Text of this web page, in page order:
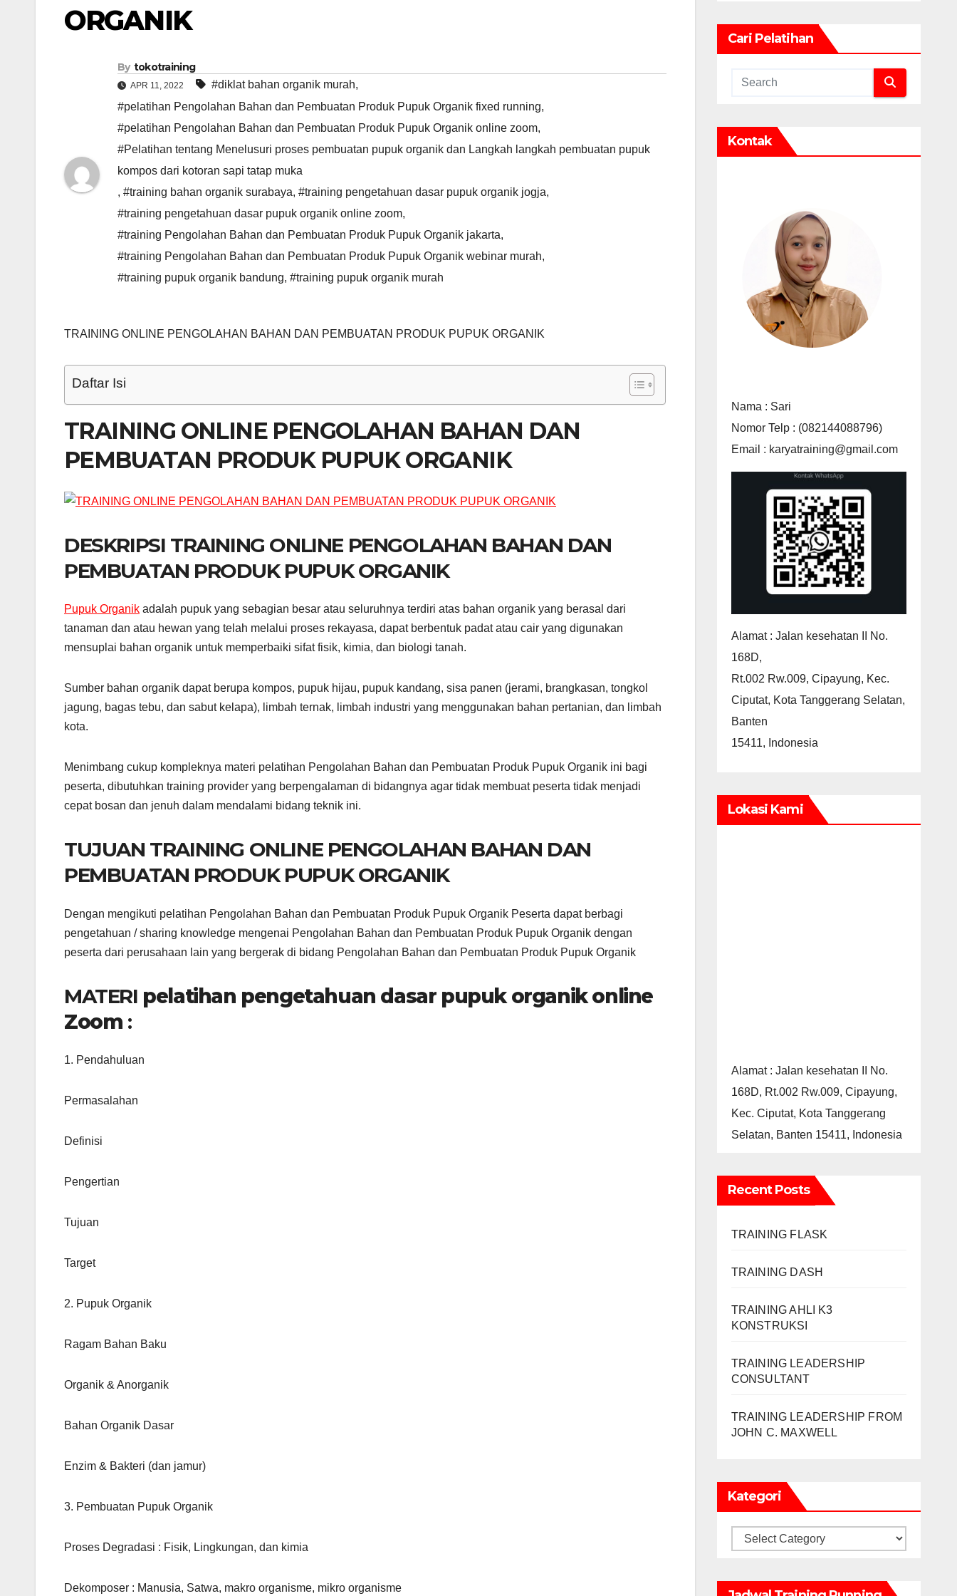
ORGANIK
By tokotraining
APR 11, 2022 #diklat bahan organik murah,
#pelatihan Pengolahan Bahan dan Pembuatan Produk Pupuk Organik fixed running,
#pelatihan Pengolahan Bahan dan Pembuatan Produk Pupuk Organik online zoom,
#Pelatihan tentang Menelusuri proses pembuatan pupuk organik dan Langkah langkah pembuatan pupuk
kompos dari kotoran sapi tatap muka
, #training bahan organik surabaya, #training pengetahuan dasar pupuk organik jogja,
#training pengetahuan dasar pupuk organik online zoom,
#training Pengolahan Bahan dan Pembuatan Produk Pupuk Organik jakarta,
#training Pengolahan Bahan dan Pembuatan Produk Pupuk Organik webinar murah,
#training pupuk organik bandung, #training pupuk organik murah
TRAINING ONLINE PENGOLAHAN BAHAN DAN PEMBUATAN PRODUK PUPUK ORGANIK
Daftar Isi
TRAINING ONLINE PENGOLAHAN BAHAN DAN
PEMBUATAN PRODUK PUPUK ORGANIK
DESKRIPSI TRAINING ONLINE PENGOLAHAN BAHAN DAN
PEMBUATAN PRODUK PUPUK ORGANIK
Pupuk Organik adalah pupuk yang sebagian besar atau seluruhnya terdiri atas bahan organik yang berasal dari
tanaman dan atau hewan yang telah melalui proses rekayasa, dapat berbentuk padat atau cair yang digunakan
mensuplai bahan organik untuk memperbaiki sifat fisik, kimia, dan biologi tanah.
Sumber bahan organik dapat berupa kompos, pupuk hijau, pupuk kandang, sisa panen (jerami, brangkasan, tongkol
jagung, bagas tebu, dan sabut kelapa), limbah ternak, limbah industri yang menggunakan bahan pertanian, dan limbah
kota.
Menimbang cukup kompleknya materi pelatihan Pengolahan Bahan dan Pembuatan Produk Pupuk Organik ini bagi
peserta, dibutuhkan training provider yang berpengalaman di bidangnya agar tidak membuat peserta tidak menjadi
cepat bosan dan jenuh dalam mendalami bidang teknik ini.
TUJUAN TRAINING ONLINE PENGOLAHAN BAHAN DAN
PEMBUATAN PRODUK PUPUK ORGANIK
Dengan mengikuti pelatihan Pengolahan Bahan dan Pembuatan Produk Pupuk Organik Peserta dapat berbagi
pengetahuan / sharing knowledge mengenai Pengolahan Bahan dan Pembuatan Produk Pupuk Organik dengan
peserta dari perusahaan lain yang bergerak di bidang Pengolahan Bahan dan Pembuatan Produk Pupuk Organik
MATERI pelatihan pengetahuan dasar pupuk organik online
Zoom :
1. Pendahuluan
Permasalahan
Definisi
Pengertian
Tujuan
Target
2. Pupuk Organik
Ragam Bahan Baku
Organik & Anorganik
Bahan Organik Dasar
Enzim & Bakteri (dan jamur)
3. Pembuatan Pupuk Organik
Proses Degradasi : Fisik, Lingkungan, dan kimia
Dekomposer : Manusia, Satwa, makro organisme, mikro organisme
Cari Pelatihan
Kontak
Nama : Sari
Nomor Telp : (082144088796)
Email : karyatraining@gmail.com
Alamat : Jalan kesehatan II No.
168D,
Rt.002 Rw.009, Cipayung, Kec.
Ciputat, Kota Tanggerang Selatan,
Banten
15411, Indonesia
Lokasi Kami
Alamat : Jalan kesehatan II No.
168D, Rt.002 Rw.009, Cipayung,
Kec. Ciputat, Kota Tanggerang
Selatan, Banten 15411, Indonesia
Recent Posts
TRAINING FLASK
TRAINING DASH
TRAINING AHLI K3
KONSTRUKSI
TRAINING LEADERSHIP
CONSULTANT
TRAINING LEADERSHIP FROM
JOHN C. MAXWELL
Kategori
Kategori